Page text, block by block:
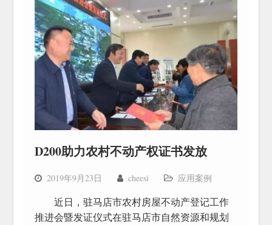
D200助力农村不动产权证书发放
2019年9月23日 cheesi 应用案例
​近日，驻马店市农村房屋不动产登记工作
推进会暨发证仪式在驻马店市自然资源和规划